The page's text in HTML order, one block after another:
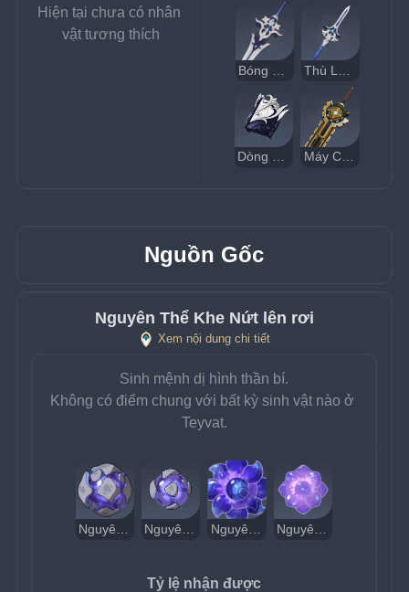
Hiện tại chưa có nhân
vật tương thích
Dòng Chảy Tinh Khiết Máy Cưa Cầm Tay
Nguồn Gốc
Nguyên Thể Khe Nứt lên rơi
Xem nội dung chi tiết
Sinh mệnh dị hình thần bí.
Không có điểm chung với bất kỳ sinh vật nào ở
Teyvat.
Tỷ lệ nhận được